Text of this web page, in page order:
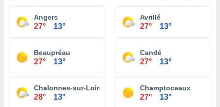
Angers
27° 13°
Avrillé
27° 13°
Beaupréau
27° 13°
Candé
27° 13°
Chalonnes-sur-Loire
28° 13°
Champtoceaux
27° 13°